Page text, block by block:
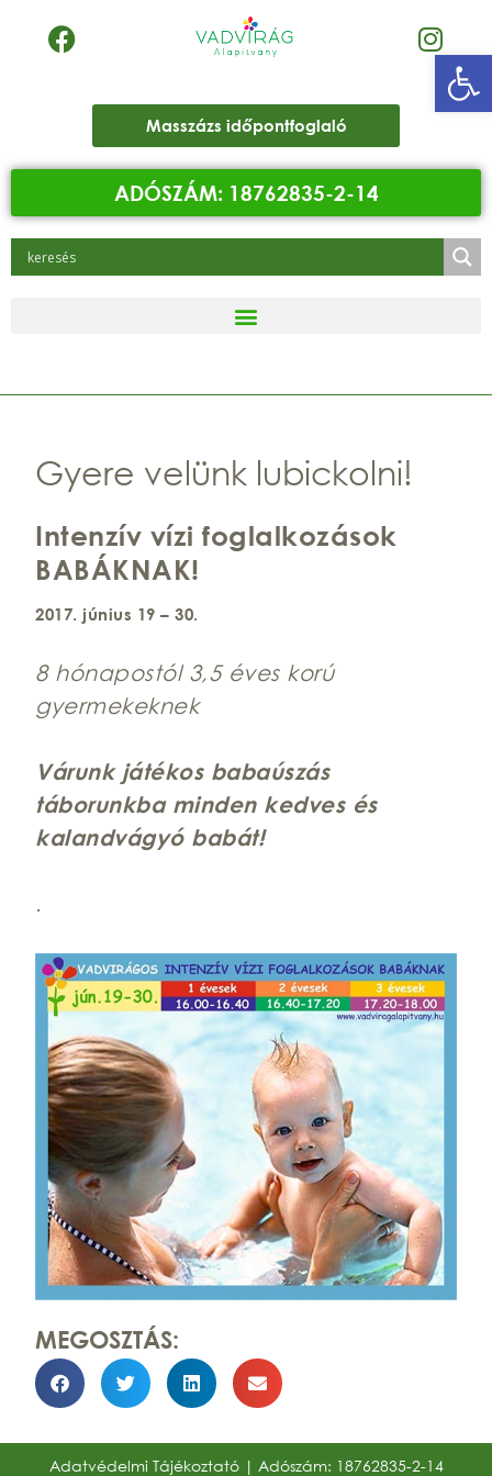
Masszázs időpontfoglaló
ADÓSZÁM: 18762835-2-14
Gyere velünk lubickolni!
Intenzív vízi foglalkozások
BABÁKNAK!
2017. június 19 – 30.
8 hónapostól 3,5 éves korú
gyermekeknek
Várunk játékos babaúszás
táborunkba minden kedves és
kalandvágyó babát!
.
MEGOSZTÁS:
Adatvédelmi Tájékoztató| Adószám: 18762835-2-14